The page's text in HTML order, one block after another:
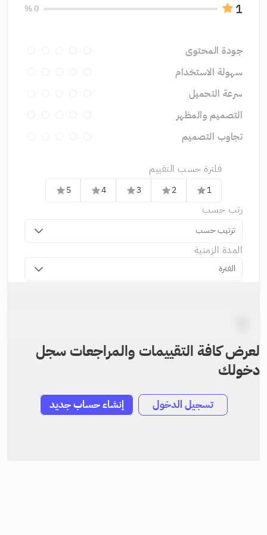
1
0 %
جودة المحتوى
سهولة الاستخدام
سرعة التحميل
التصميم والمظهر
تجاوب التصميم
فلترة حسب التقييم
1
star
2
star
3
star
4
star
5
star
رتب حسب
ترتيب حسب
المدة الزمنية
الفترة
لعرض كافة التقييمات والمراجعات سجل
دخولك
تسجيل الدخول إنشاء حساب جديد